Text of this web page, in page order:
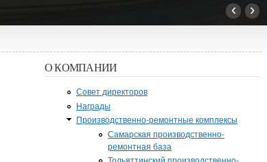
‹ ›
О КОМПАНИИ
Совет директоров
Награды
Производственно-ремонтные комплексы
Самарская производственно-
ремонтная база
Тольяттинский производственно-